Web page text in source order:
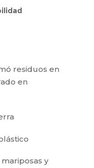
residuos en
en
y